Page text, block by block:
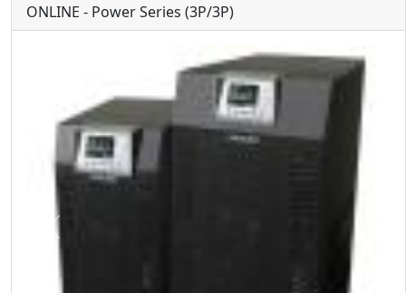
ONLINE - Power Series (3P/3P)
Q
u
a